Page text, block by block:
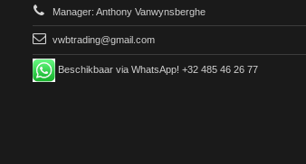
Manager: Anthony Vanwynsberghe
vwbtrading@gmail.com
Beschikbaar via WhatsApp! +32 485 46 26 77